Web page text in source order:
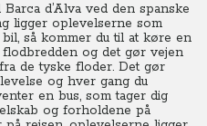
Barca d’Alva ved den spanske
ligger oplevelserne som
så kommer du til at køre en
og det gør vejen
de tyske floder. Det gør
og hver gang du
en bus, som tager dig
og forholdene på